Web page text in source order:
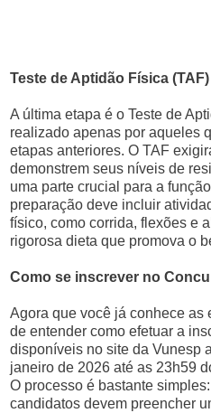
Teste de Aptidão Física (TAF)
A última etapa é o Teste de
realizado apenas por aqueles
etapas anteriores. O TAF
demonstrem seus níveis de
uma parte crucial para a
preparação deve incluir
físico, como corrida, flexões e
rigorosa dieta que promova o
Como se inscrever no
Agora que você já conhece as
de entender como efetuar a
disponíveis no site da Vunesp
janeiro de 2026 até as 23h59
O processo é bastante
candidatos devem preencher